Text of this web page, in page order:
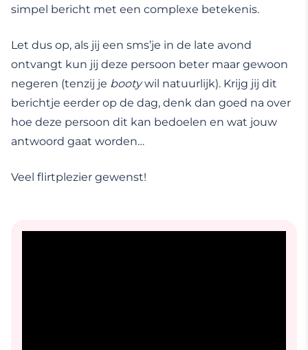
simpel bericht met een complexe betekenis.
Let dus op, als jij een sms’je in de late avond
ontvangt kun jij deze persoon beter maar gewoon
negeren (tenzij je bootywil natuurlijk). Krijg jij dit
berichtje eerder op de dag, denk dan goed na over
hoe deze persoon dit kan bedoelen en wat jouw
antwoord gaat worden…
Veel flirtplezier gewenst!